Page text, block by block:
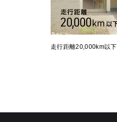
走行距離20,000km以下